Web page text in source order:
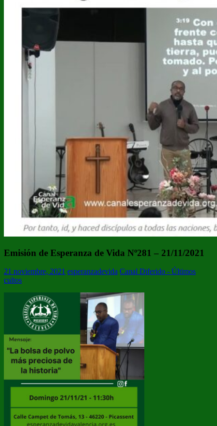
Emisión de Esperanza de Vida Nº281 – 21/11/2021
21 noviembre, 2021 esperanzadevida Canal Diferido - Últimos
cultos